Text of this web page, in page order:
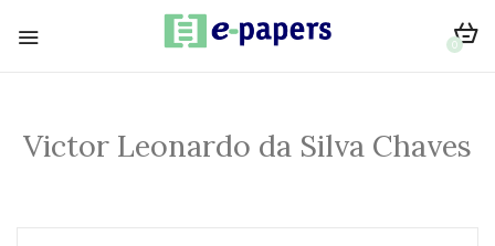
0
Victor Leonardo da Silva Chaves